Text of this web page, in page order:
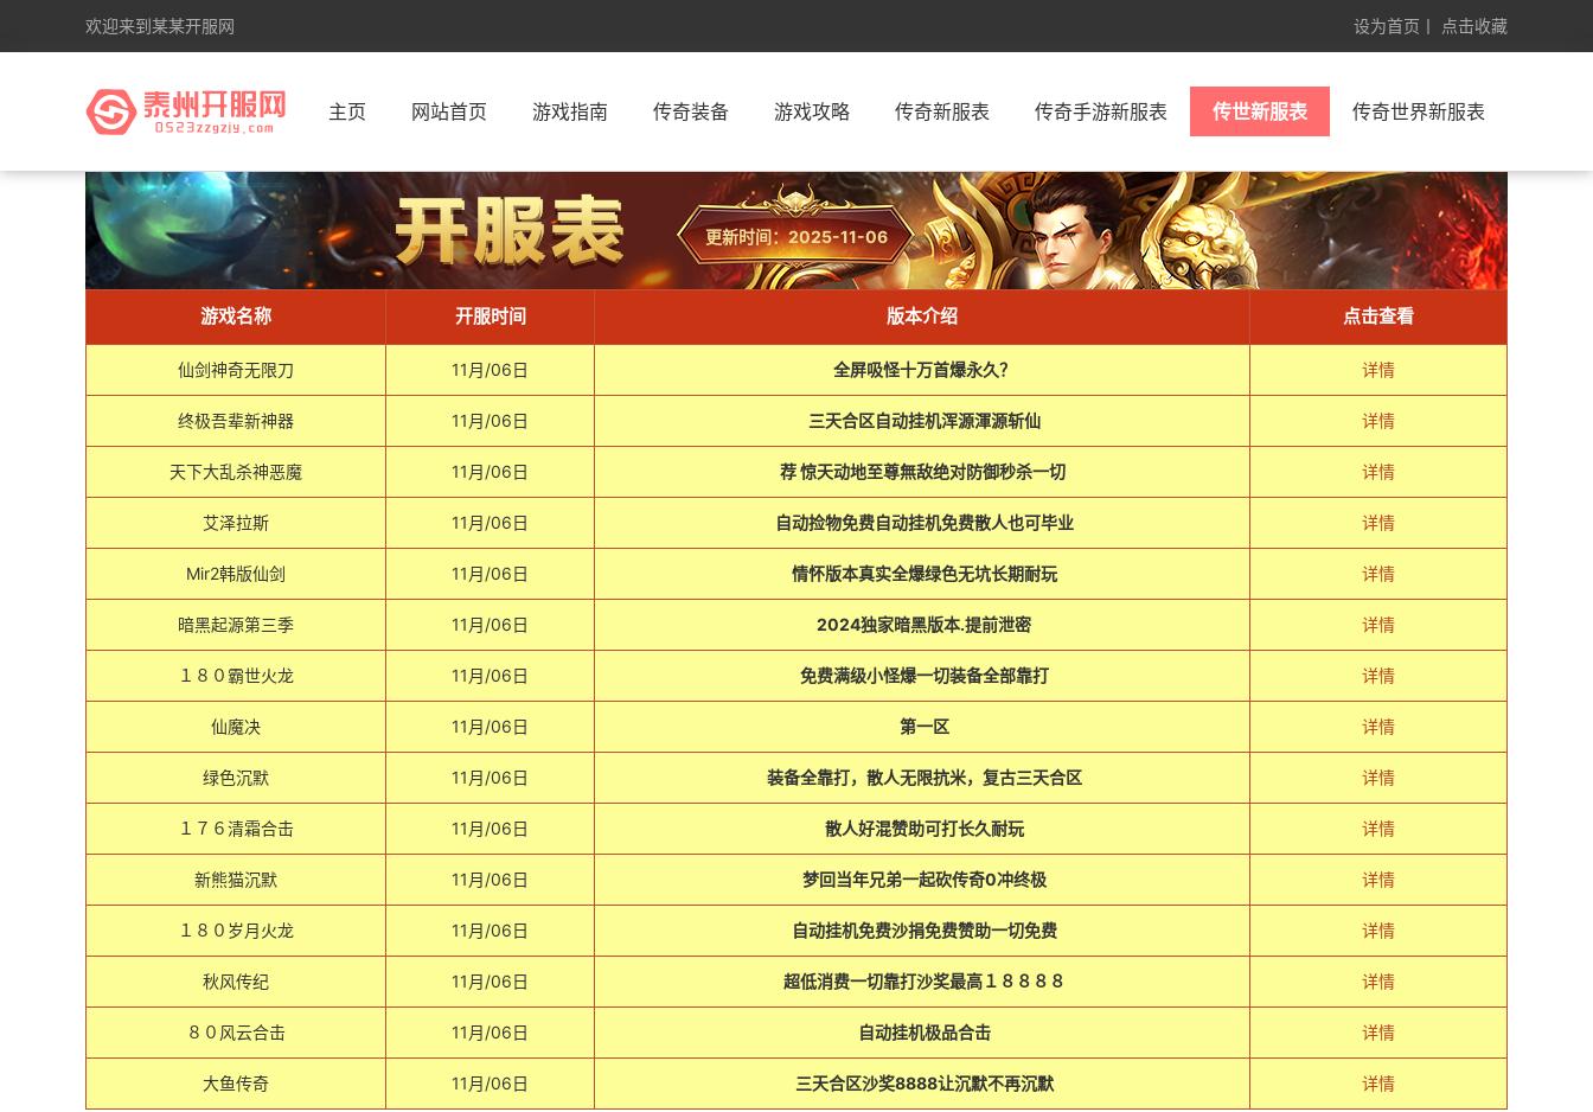
欢迎来到某某开服网 设为首页 丨 点击收藏
主页 网站首页 游戏指南 传奇装备 游戏攻略 传奇新服表 传奇手游新服表 传世新服表 传奇世界新服表
更新时间：2025-11-06
游戏名称 开服时间 版本介绍 点击查看
仙剑神奇无限刀 11月/06日 全屏吸怪十万首爆永久？ 详情
终极吾辈新神器 11月/06日 三天合区自动挂机浑源渾源斩仙 详情
天下大乱杀神恶魔 11月/06日 荐 惊天动地至尊無敌绝对防御秒杀一切 详情
艾泽拉斯 11月/06日 自动捡物免费自动挂机免费散人也可毕业 详情
Mir2韩版仙剑 11月/06日 情怀版本真实全爆绿色无坑长期耐玩 详情
暗黑起源第三季 11月/06日 2024独家暗黑版本.提前泄密 详情
１８０霸世火龙 11月/06日 免费满级小怪爆一切装备全部靠打 详情
仙魔决 11月/06日 第一区 详情
绿色沉默 11月/06日 装备全靠打，散人无限抗米，复古三天合区 详情
１７６清霜合击 11月/06日 散人好混赞助可打长久耐玩 详情
新熊猫沉默 11月/06日 梦回当年兄弟一起砍传奇0冲终极 详情
１８０岁月火龙 11月/06日 自动挂机免费沙捐免费赞助一切免费 详情
秋风传纪 11月/06日 超低消费一切靠打沙奖最高１８８８８ 详情
８０风云合击 11月/06日 自动挂机极品合击 详情
大鱼传奇 11月/06日 三天合区沙奖8888让沉默不再沉默 详情